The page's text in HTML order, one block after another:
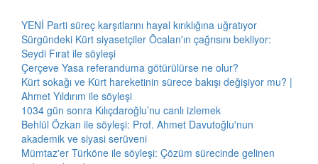
YENİ Parti süreç karşıtlarını hayal kırıklığına uğratıyor
Sürgündeki Kürt siyasetçiler Öcalan'ın çağrısını bekliyor:
Seydi Fırat ile söyleşi
Çerçeve Yasa referanduma götürülürse ne olur?
Kürt sokağı ve Kürt hareketinin sürece bakışı değişiyor mu? |
Ahmet Yıldırım ile söyleşi
1034 gün sonra Kılıçdaroğlu’nu canlı izlemek
Behlül Özkan ile söyleşi: Prof. Ahmet Davutoğlu'nun
akademik ve siyasi serüveni
Mümtaz'er Türköne ile söyleşi: Çözüm sürecinde gelinen